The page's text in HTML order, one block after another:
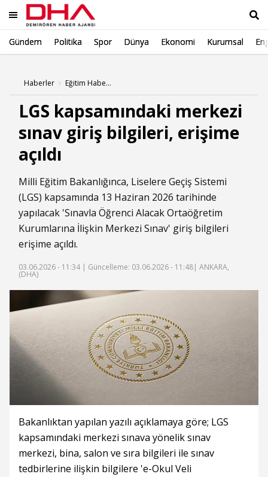
Gündem Politika Spor Dünya Ekonomi Kurumsal
Haberler Eğitim Haberleri
LGS kapsamındaki merkezi
sınav giriş bilgileri, erişime
açıldı
Milli Eğitim Bakanlığınca, Liselere Geçiş Sistemi
(LGS) kapsamında 13 Haziran 2026 tarihinde
yapılacak 'Sınavla Öğrenci Alacak Ortaöğretim
Kurumlarına İlişkin Merkezi Sınav' giriş bilgileri
erişime açıldı.
03.06.2026 - 11:34 | Güncelleme: 03.06.2026 - 11:48| ANKARA,
(DHA)
Bakanlıktan yapılan yazılı açıklamaya göre; LGS
kapsamındaki merkezi sınava yönelik sınav
merkezi, bina, salon ve sıra bilgileri ile sınav
tedbirlerine ilişkin bilgilere 'e-Okul Veli